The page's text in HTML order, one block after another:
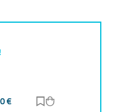
€ Zur Merkliste